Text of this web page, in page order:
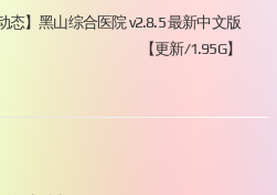
态】黑山综合医院 v2.8.5 最新中文版
【更新/1.95G】